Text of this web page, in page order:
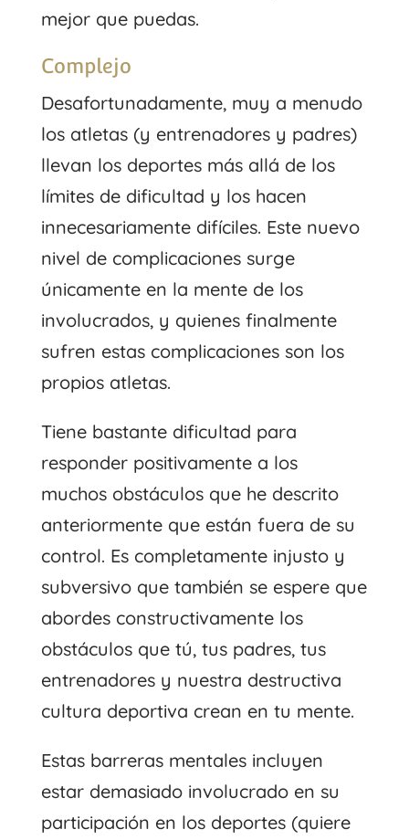
mejor que puedas.
Complejo
Desafortunadamente, muy a menudo
los atletas (y entrenadores y padres)
llevan los deportes más allá de los
límites de dificultad y los hacen
innecesariamente difíciles. Este nuevo
nivel de complicaciones surge
únicamente en la mente de los
involucrados, y quienes finalmente
sufren estas complicaciones son los
propios atletas.
Tiene bastante dificultad para
responder positivamente a los
muchos obstáculos que he descrito
anteriormente que están fuera de su
control. Es completamente injusto y
subversivo que también se espere que
abordes constructivamente los
obstáculos que tú, tus padres, tus
entrenadores y nuestra destructiva
cultura deportiva crean en tu mente.
Estas barreras mentales incluyen
estar demasiado involucrado en su
participación en los deportes (quiere